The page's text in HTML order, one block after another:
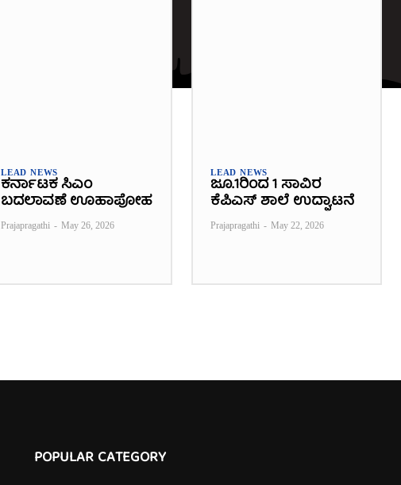
LEAD NEWS
ಕರ್ನಾಟಕ ಸಿಎಂ
ಬದಲಾವಣೆ ಊಹಾಪೋಹ
Prajapragathi - May 26, 2026
LEAD NEWS
ಜೂ.1ರಿಂದ 1 ಸಾವಿರ
ಕೆಪಿಎಸ್ ಶಾಲೆ ಉದ್ಘಾಟನೆ
Prajapragathi - May 22, 2026
POPULAR CATEGORY